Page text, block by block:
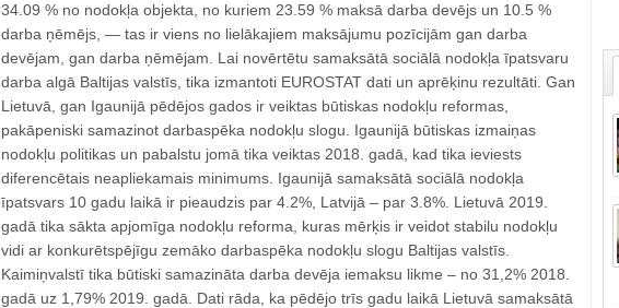
34.09 % no nodokļa objekta, no kuriem 23.59 % maksā darba devējs un 10.5 %
darba ņēmējs, — tas ir viens no lielākajiem maksājumu pozīcijām gan darba
devējam, gan darba ņēmējam. Lai novērtētu samaksātā sociālā nodokļa īpatsvaru
darba algā Baltijas valstīs, tika izmantoti EUROSTAT dati un aprēķinu rezultāti. Gan
Lietuvā, gan Igaunijā pēdējos gados ir veiktas būtiskas nodokļu reformas,
pakāpeniski samazinot darbaspēka nodokļu slogu. Igaunijā būtiskas izmaiņas
nodokļu politikas un pabalstu jomā tika veiktas 2018. gadā, kad tika ieviests
diferencētais neapliekamais minimums. Igaunijā samaksātā sociālā nodokļa
īpatsvars 10 gadu laikā ir pieaudzis par 4.2%, Latvijā – par 3.8%. Lietuvā 2019.
gadā tika sākta apjomīga nodokļu reforma, kuras mērķis ir veidot stabilu nodokļu
vidi ar konkurētspējīgu zemāko darbaspēka nodokļu slogu Baltijas valstīs.
Kaimiņvalstī tika būtiski samazināta darba devēja iemaksu likme – no 31,2% 2018.
gadā uz 1,79% 2019. gadā. Dati rāda, ka pēdējo trīs gadu laikā Lietuvā samaksātā